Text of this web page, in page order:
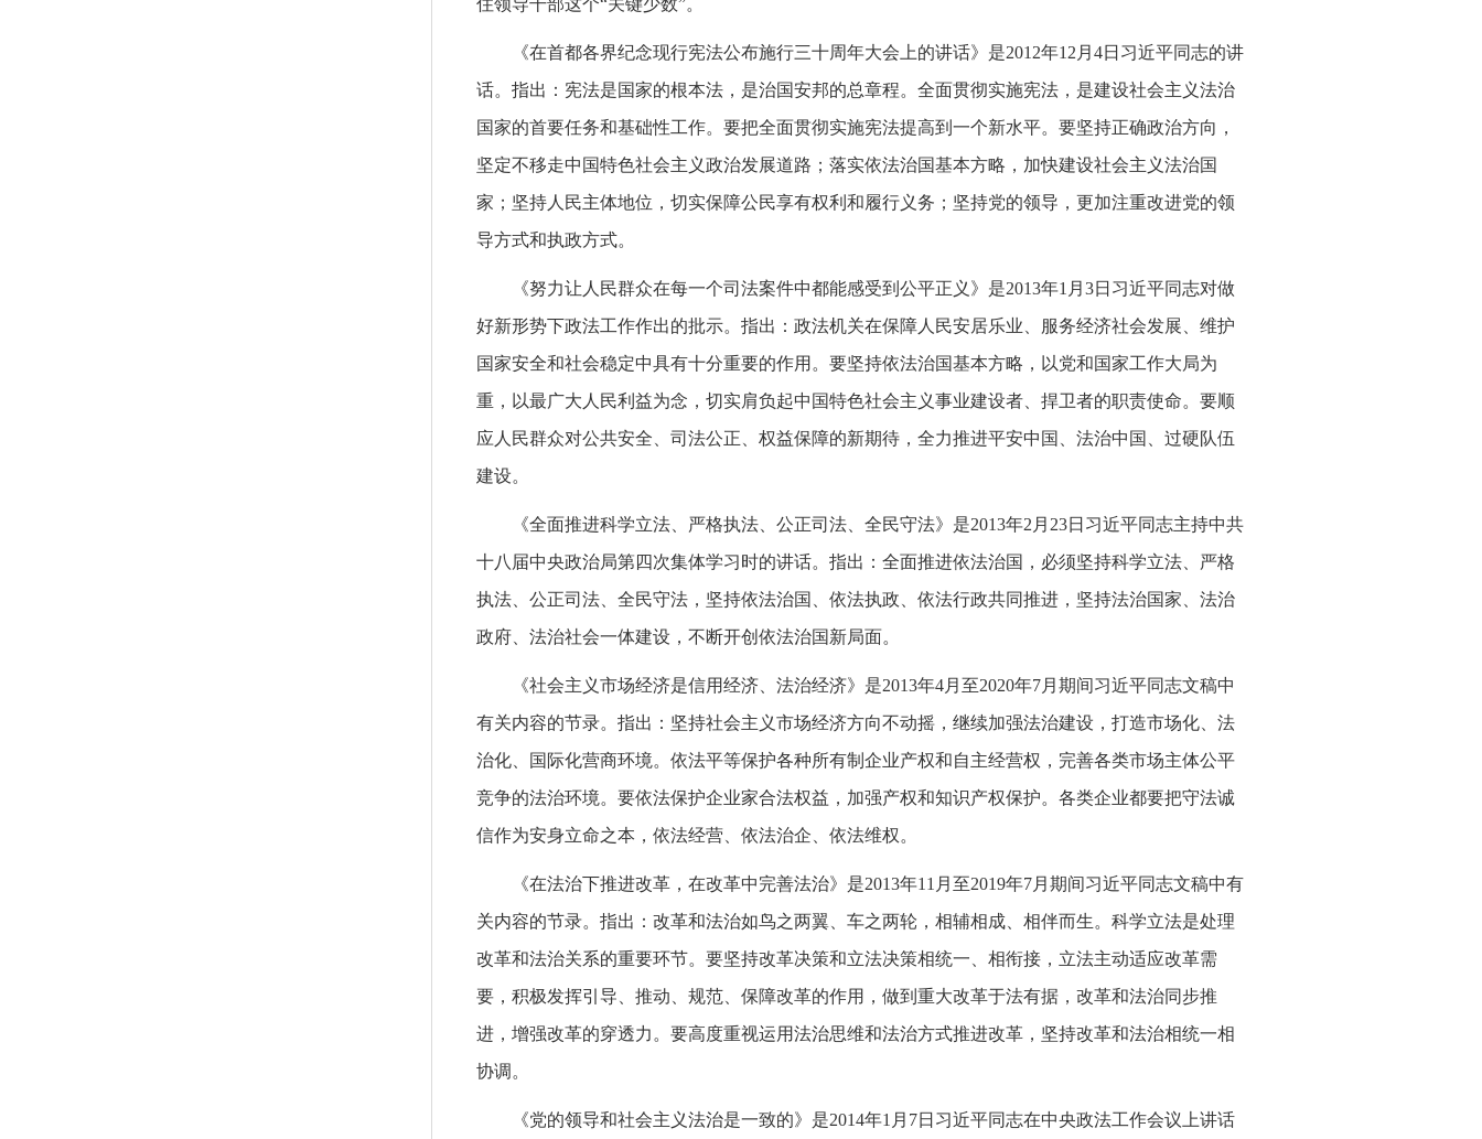
住领导干部这个“关键少数”。
《在首都各界纪念现行宪法公布施行三十周年大会上的讲话》是2012年12月4日习近平同志的讲
话。指出：宪法是国家的根本法，是治国安邦的总章程。全面贯彻实施宪法，是建设社会主义法治
国家的首要任务和基础性工作。要把全面贯彻实施宪法提高到一个新水平。要坚持正确政治方向，
坚定不移走中国特色社会主义政治发展道路；落实依法治国基本方略，加快建设社会主义法治国
家；坚持人民主体地位，切实保障公民享有权利和履行义务；坚持党的领导，更加注重改进党的领
导方式和执政方式。
《努力让人民群众在每一个司法案件中都能感受到公平正义》是2013年1月3日习近平同志对做
好新形势下政法工作作出的批示。指出：政法机关在保障人民安居乐业、服务经济社会发展、维护
国家安全和社会稳定中具有十分重要的作用。要坚持依法治国基本方略，以党和国家工作大局为
重，以最广大人民利益为念，切实肩负起中国特色社会主义事业建设者、捍卫者的职责使命。要顺
应人民群众对公共安全、司法公正、权益保障的新期待，全力推进平安中国、法治中国、过硬队伍
建设。
《全面推进科学立法、严格执法、公正司法、全民守法》是2013年2月23日习近平同志主持中共
十八届中央政治局第四次集体学习时的讲话。指出：全面推进依法治国，必须坚持科学立法、严格
执法、公正司法、全民守法，坚持依法治国、依法执政、依法行政共同推进，坚持法治国家、法治
政府、法治社会一体建设，不断开创依法治国新局面。
《社会主义市场经济是信用经济、法治经济》是2013年4月至2020年7月期间习近平同志文稿中
有关内容的节录。指出：坚持社会主义市场经济方向不动摇，继续加强法治建设，打造市场化、法
治化、国际化营商环境。依法平等保护各种所有制企业产权和自主经营权，完善各类市场主体公平
竞争的法治环境。要依法保护企业家合法权益，加强产权和知识产权保护。各类企业都要把守法诚
信作为安身立命之本，依法经营、依法治企、依法维权。
《在法治下推进改革，在改革中完善法治》是2013年11月至2019年7月期间习近平同志文稿中有
关内容的节录。指出：改革和法治如鸟之两翼、车之两轮，相辅相成、相伴而生。科学立法是处理
改革和法治关系的重要环节。要坚持改革决策和立法决策相统一、相衔接，立法主动适应改革需
要，积极发挥引导、推动、规范、保障改革的作用，做到重大改革于法有据，改革和法治同步推
进，增强改革的穿透力。要高度重视运用法治思维和法治方式推进改革，坚持改革和法治相统一相
协调。
《党的领导和社会主义法治是一致的》是2014年1月7日习近平同志在中央政法工作会议上讲话